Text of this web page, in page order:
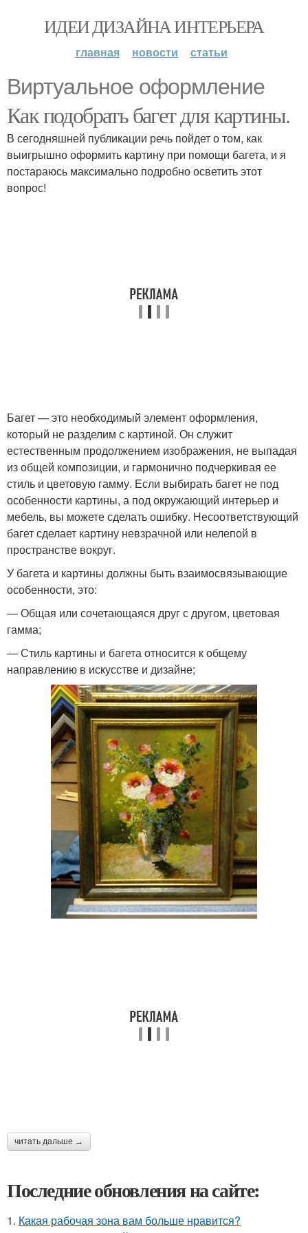
ИДЕИ ДИЗАЙНА ИНТЕРЬЕРА
главная новости статьи
Виртуальное оформление
Как подобрать багет для картины.
В сегодняшней публикации речь пойдет о том, как
выигрышно оформить картину при помощи багета, и я
постараюсь максимально подробно осветить этот
вопрос!
Багет — это необходимый элемент оформления,
который не разделим с картиной. Он служит
естественным продолжением изображения, не выпадая
из общей композиции, и гармонично подчеркивая ее
стиль и цветовую гамму. Если выбирать багет не под
особенности картины, а под окружающий интерьер и
мебель, вы можете сделать ошибку. Несоответствующий
багет сделает картину невзрачной или нелепой в
пространстве вокруг.
У багета и картины должны быть взаимосвязывающие
особенности, это:
— Общая или сочетающаяся друг с другом, цветовая
гамма;
— Стиль картины и багета относится к общему
направлению в искусстве и дизайне;
читать дальше →
Последние обновления на сайте:
1. Какая рабочая зона вам больше нравится?